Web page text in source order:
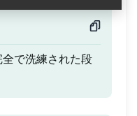
で洗練された段